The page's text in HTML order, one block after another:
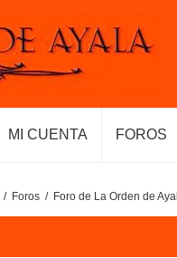
MI CUENTA FOROS
/ Foros / Foro de La Orden de